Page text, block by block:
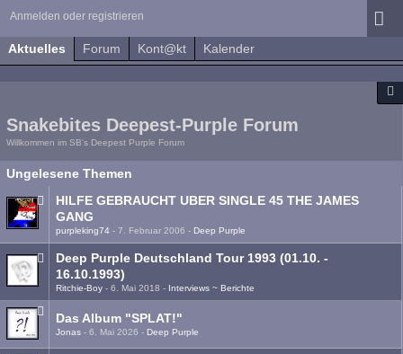
Anmelden oder registrieren
Aktuelles Forum Kont@kt Kalender
Snakebites Deepest-Purple Forum
Willkommen im SB's Deepest Purple Forum
Ungelesene Themen
HILFE GEBRAUCHT UBER SINGLE 45 THE JAMES
GANG
purpleking74 - 7. Februar 2006 - Deep Purple
Deep Purple Deutschland Tour 1993 (01.10. -
16.10.1993)
Ritchie-Boy - 6. Mai 2018 - Interviews ~ Berichte
Das Album "SPLAT!"
Jonas - 6. Mai 2026 - Deep Purple